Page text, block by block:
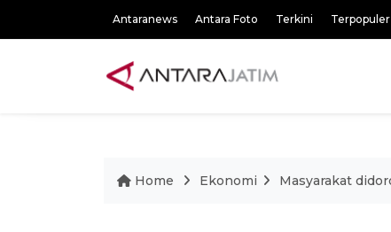
Antaranews Antara Foto Terkini Terpopuler
Home Ekonomi Masyarakat